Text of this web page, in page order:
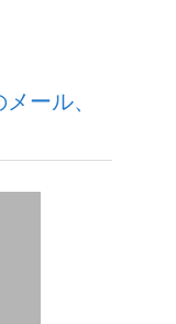
のが悲しい」『北の国
ない資産運用のすべて
ール、